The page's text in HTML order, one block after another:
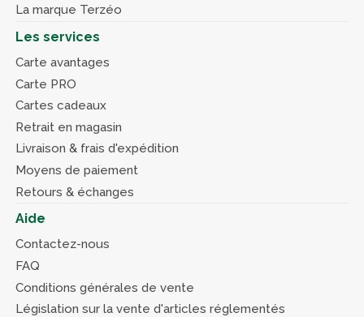
La marque Terzéo
Les services
Carte avantages
Carte PRO
Cartes cadeaux
Retrait en magasin
Livraison & frais d'expédition
Moyens de paiement
Retours & échanges
Aide
Contactez-nous
FAQ
Conditions générales de vente
Législation sur la vente d'articles réglementés